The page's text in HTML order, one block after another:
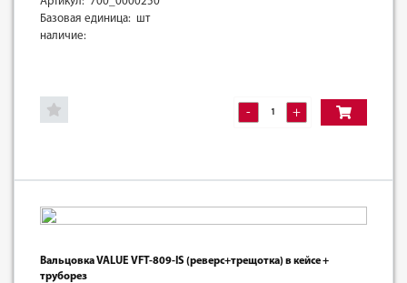
Базовая единица: шт
наличие:
- +
Вальцовка VALUE VFT-809-IS (реверс+трещотка) в кейсе +
труборез